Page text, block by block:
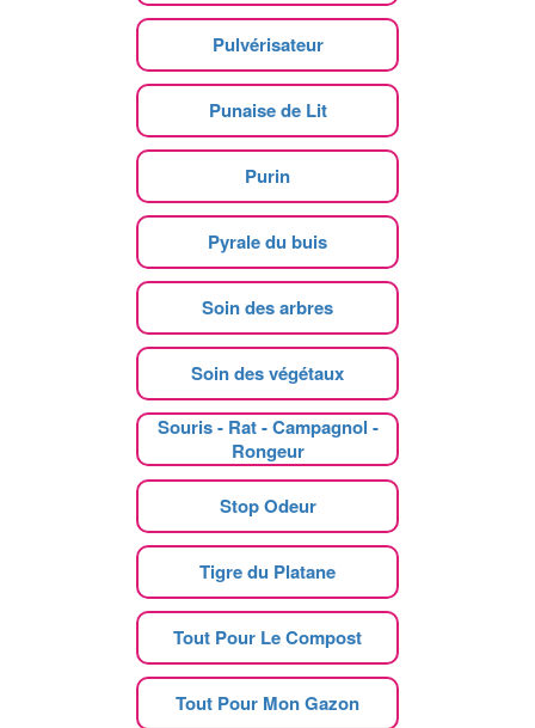
Pulvérisateur
Punaise de Lit
Purin
Pyrale du buis
Soin des arbres
Soin des végétaux
Souris - Rat - Campagnol -
Rongeur
Stop Odeur
Tigre du Platane
Tout Pour Le Compost
Tout Pour Mon Gazon